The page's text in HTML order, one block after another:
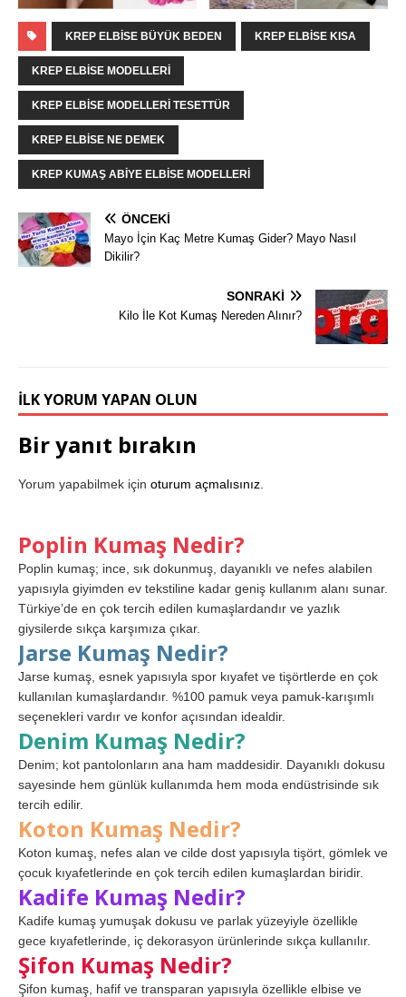
KREP ELBISE BÜYÜK BEDEN KREP ELBISE KISA
KREP ELBISE MODELLERI
KREP ELBISE MODELLERI TESETTÜR
KREP ELBISE NE DEMEK
KREP KUMAŞ ABIYE ELBISE MODELLERI
ÖNCEKI
Mayo İçin Kaç Metre Kumaş Gider? Mayo Nasıl
Dikilir?
SONRAKI
Kilo İle Kot Kumaş Nereden Alınır?
İLK YORUM YAPAN OLUN
Bir yanıt bırakın
Yorum yapabilmek için oturum açmalısınız
Poplin Kumaş Nedir?
Poplin kumaş; ince, sık dokunmuş, dayanıklı ve nefes alabilen
yapısıyla giyimden ev tekstiline kadar geniş kullanım alanı sunar.
Türkiye’de en çok tercih edilen kumaşlardandır ve yazlık
giysilerde sıkça karşımıza çıkar.
Jarse Kumaş Nedir?
Jarse kumaş, esnek yapısıyla spor kıyafet ve tişörtlerde en çok
kullanılan kumaşlardandır. %100 pamuk veya pamuk-karışımlı
seçenekleri vardır ve konfor açısından idealdir.
Denim Kumaş Nedir?
Denim; kot pantolonların ana ham maddesidir. Dayanıklı dokusu
sayesinde hem günlük kullanımda hem moda endüstrisinde sık
tercih edilir.
Koton Kumaş Nedir?
Koton kumaş, nefes alan ve cilde dost yapısıyla tişört, gömlek ve
çocuk kıyafetlerinde en çok tercih edilen kumaşlardan biridir.
Kadife Kumaş Nedir?
Kadife kumaş yumuşak dokusu ve parlak yüzeyiyle özellikle
gece kıyafetlerinde, iç dekorasyon ürünlerinde sıkça kullanılır.
Şifon Kumaş Nedir?
Şifon kumaş, hafif ve transparan yapısıyla özellikle elbise ve